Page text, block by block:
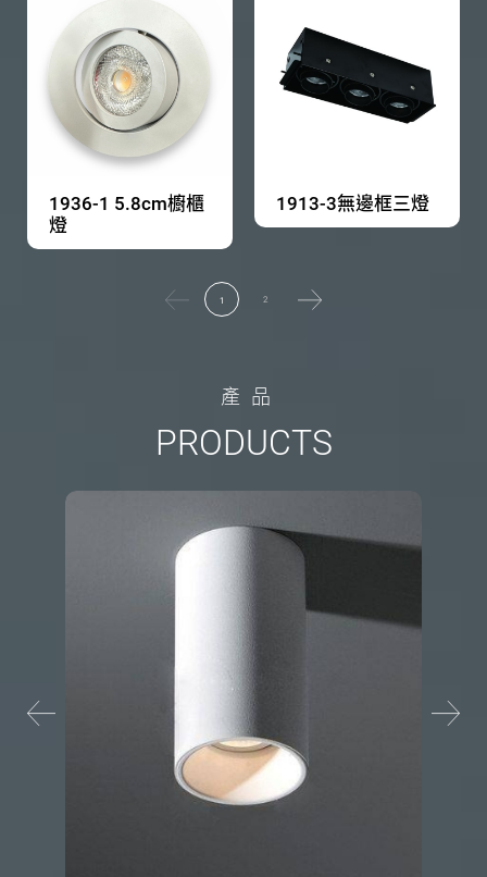
1936-1 5.8cm櫥櫃
燈
1913-3無邊框三燈
1 2
產 品
PRODUCTS